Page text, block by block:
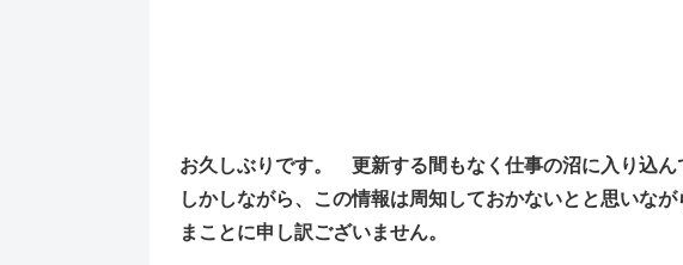
お久しぶりです。 更新する間もなく仕事の沼に入り込ん
しかしながら、この情報は周知しておかないとと思いなが
まことに申し訳ございません。